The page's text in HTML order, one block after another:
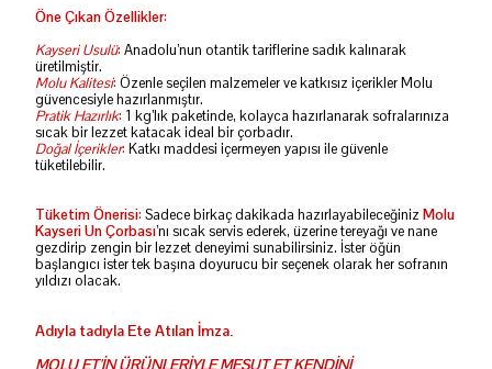
Öne Çıkan Özellikler:
Kayseri Usulü: Anadolu’nun otantik tariflerine sadık kalınarak
üretilmiştir.
Molu Kalitesi: Özenle seçilen malzemeler ve katkısız içerikler Molu
güvencesiyle hazırlanmıştır.
Pratik Hazırlık: 1 kg’lık paketinde, kolayca hazırlanarak sofralarınıza
sıcak bir lezzet katacak ideal bir çorbadır.
Doğal İçerikler: Katkı maddesi içermeyen yapısı ile güvenle
tüketilebilir.
Tüketim Önerisi: Sadece birkaç dakikada hazırlayabileceğiniz Molu
Kayseri Un Çorbası’nı sıcak servis ederek, üzerine tereyağı ve nane
gezdirip zengin bir lezzet deneyimi sunabilirsiniz. İster öğün
başlangıcı ister tek başına doyurucu bir seçenek olarak her sofranın
yıldızı olacak.
Adıyla tadıyla Ete Atılan İmza.
MOLU ET'İN ÜRÜNLERİYLE MESUT ET KENDİNİ